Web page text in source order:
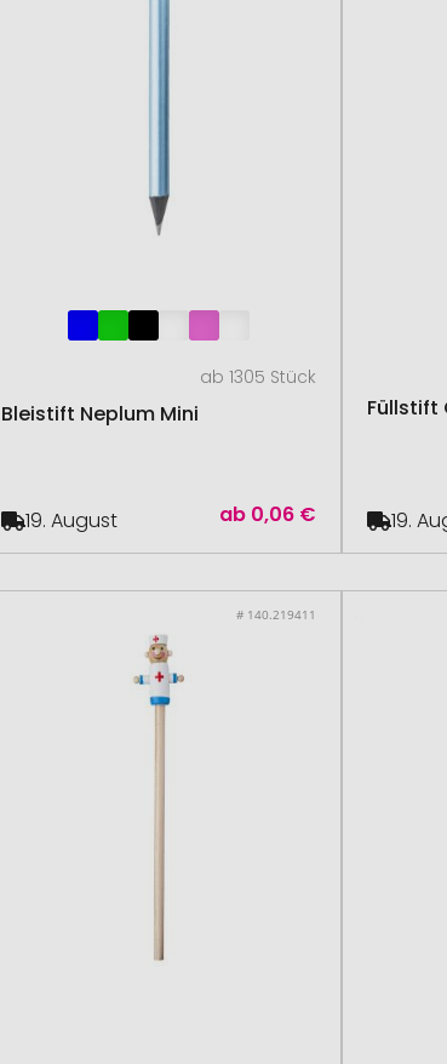
ab 1305 Stück
Bleistift Neplum Mini
ab 0,06 €
19. August
Füllstift
19.
# 140.219411